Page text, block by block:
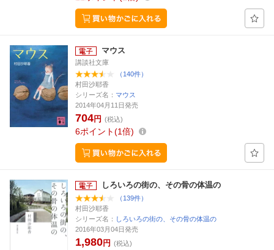
マウス
講談社文庫
（140件）
村田沙耶香
シリーズ名： マウス
2014年04月11日発売
704円 (税込)
6ポイント 1倍
しろいろの街の、その骨の体温の
（139件）
村田沙耶香
シリーズ名： しろいろの街の、その骨の体温の
2016年03月04日発売
1,980円 (税込)